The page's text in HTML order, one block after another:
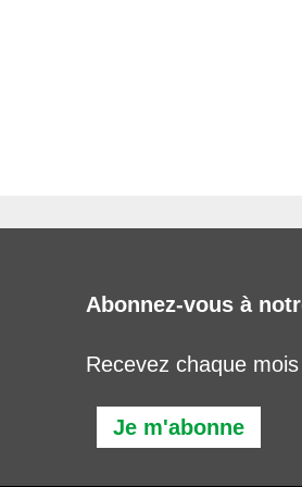
Abonnez-vous à
Recevez chaque
Je m'abonne